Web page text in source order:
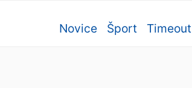
Novice Šport Timeout